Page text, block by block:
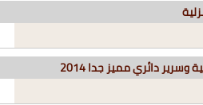
دائري مميز جدا 2014